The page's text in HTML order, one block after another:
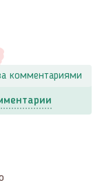
комментариями